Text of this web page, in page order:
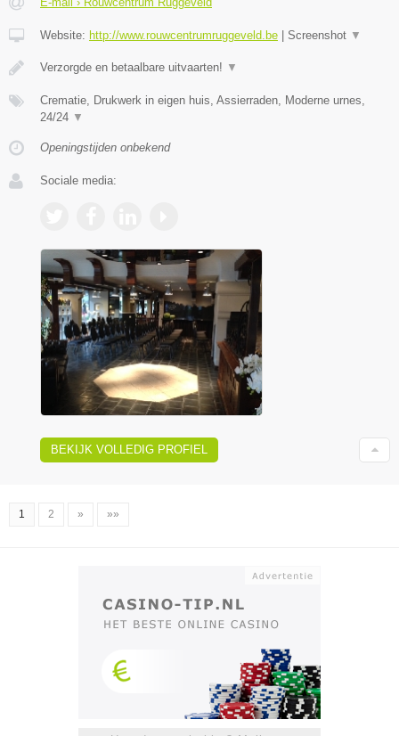
Website: http://www.rouwcentrumruggeveld.be Screenshot ▼
Verzorgde en betaalbare uitvaarten! ▼
Crematie, Drukwerk in eigen huis, Assierraden, Moderne urnes,
24/24 ▼
Openingstijden onbekend
Sociale media:
BEKIJK VOLLEDIG PROFIEL
1 2 » »»